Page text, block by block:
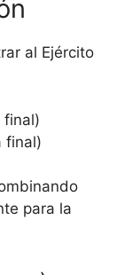
al Ejército
final)
final)
para la